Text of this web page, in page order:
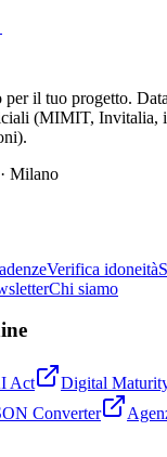
il tuo progetto.
(MIMIT, Invitalia,
· Milano
Verifica idoneità
Chi siamo
Act Digital
Converter